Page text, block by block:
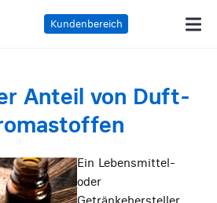
Kundenbereich
Anteil von Duft-
Ein Lebensmittel-
oder
Getränkehersteller